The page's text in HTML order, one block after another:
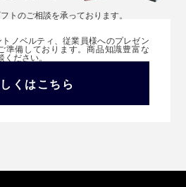
トのご相談を承っております。
ノベルティ、従業員様へのプレゼン
準備しております。商品知識豊富な
ください。
くはこちら